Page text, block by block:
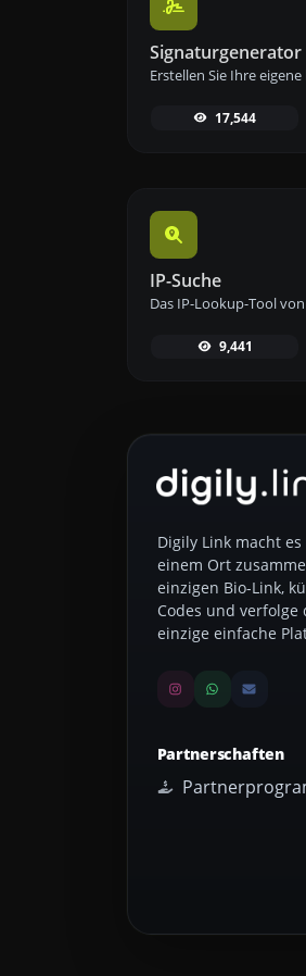
Signaturgenerator
17,544
IP-Suche
9,441
Digily Link macht
einem Ort
einzigen Bio-Link,
Codes und
einzige einfache
Partnerschaften